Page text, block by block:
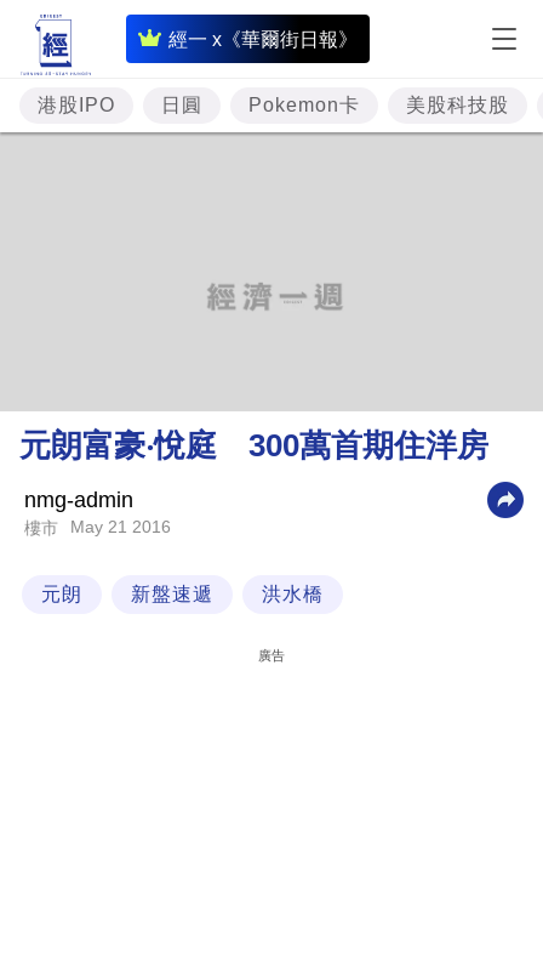
經一 x《華爾街日報》
即
時
財
經
理
財
業
技
港股IPO 日圓 Pokemon卡 美股科技股
元朗富豪‧悅庭 300萬首期住洋房
nmg-admin
樓市 May 21 2016
元朗 新盤速遞 洪水橋
廣告